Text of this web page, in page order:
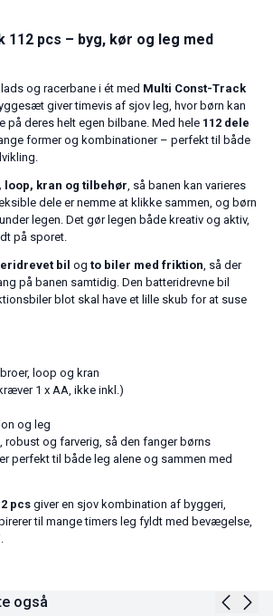
112 pcs – byg, kør og leg med
og racerbane i ét med Multi Const-Track
giver timevis af sjov leg, hvor børn kan
på deres helt egen bilbane. Med hele 112 dele
former og kombinationer – perfekt til både
loop, kran og tilbehør , så banen kan varieres
dele er nemme at klikke sammen, og børn
legen. Det gør legen både kreativ og aktiv,
på sporet.
bil og to biler med friktion , så der
på banen samtidig. Den batteridrevne bil
blot skal have et lille skub for at suse
loop og kran
1 x AA, ikke inkl.)
og leg
robust og farverig, så den fanger børns
perfekt til både leg alene og sammen med
pcs giver en sjov kombination af byggeri,
til mange timers leg fyldt med bevægelse,
også